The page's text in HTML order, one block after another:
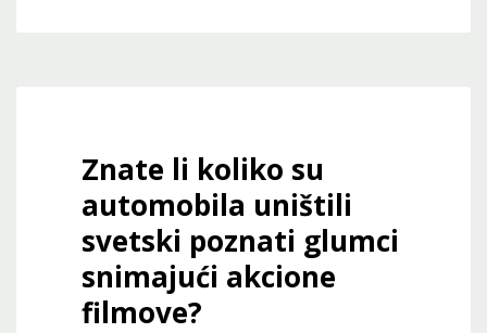
Znate li koliko su
automobila uništili
svetski poznati glumci
snimajući akcione
filmove?